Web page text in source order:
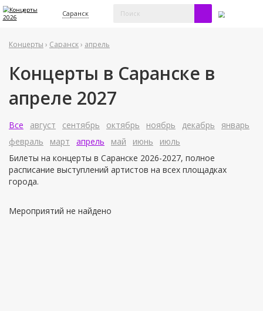
Саранск
Концерты › Саранск› апрель
Концерты в Саранске в
апреле 2027
Все август сентябрь октябрь ноябрь декабрь
январь
февраль
март апрель май июнь
июль
Билеты на концерты в Саранске 2026-2027, полное
расписание выступлений артистов на всех площадках
города.
Мероприятий не найдено